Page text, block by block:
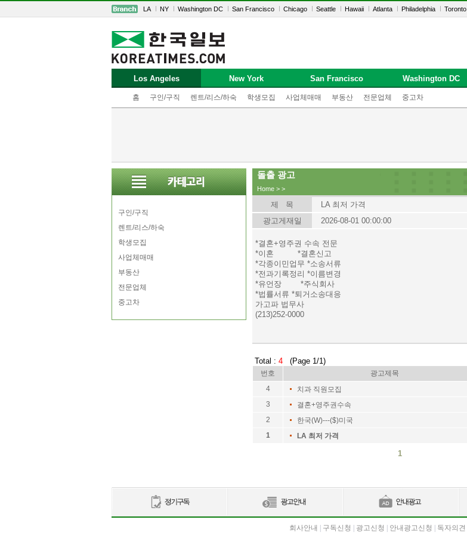
LA NY Washington DC San Francisco Chicago Seattle Hawaii Atlanta Philadelphia Toronto
Los Angeles
홈 구인/구직 렌트/리스/하숙 학생모집 사업체매매 부동산 전문업체 중고차
New York San Francisco Washington DC
구인/구직
렌트/리스/하숙
학생모집
사업체매매
부동산
전문업체
중고차
돌출 광고
Home > >
제 목
LA 최저 가격
광고게재일
2026-08-01 00:00:00
*결혼+영주권 수속 전문
*이혼 *결혼신고
*각종이민업무 *소송서류
*전과기록정리 *이름변경
*유언장 *주식회사
*법률서류 *퇴거소송대응
가고파 법무사
(213)252-0000
Total : 4 (Page 1/1)
번호 광고제목
4
치과 직원모집
3
결혼+영주권수속
2
한국(W)---($)미국
1
LA 최저 가격
1
회사안내 구독신청 광고신청 안내광고신청 독자의견